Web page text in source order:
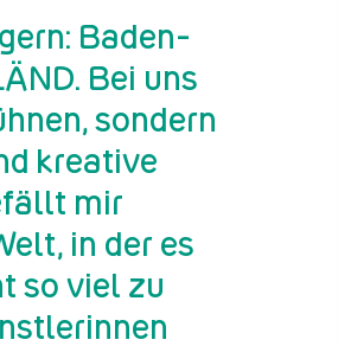
Baden-
Bei uns
sondern
kreative
mir
in der es
so viel zu